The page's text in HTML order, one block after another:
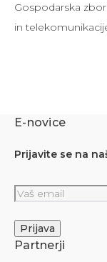
Gospodarska
in
E-novice
Prijavite se na
Partnerji